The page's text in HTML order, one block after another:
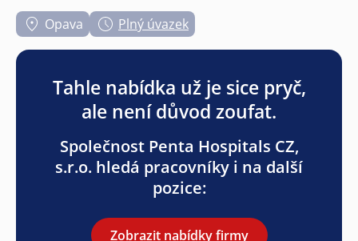
Opava Plný úvazek
Tahle nabídka už je sice pryč,
ale není důvod zoufat.
Společnost Penta Hospitals CZ,
s.r.o. hledá pracovníky i na další
pozice:
Zobrazit nabídky firmy